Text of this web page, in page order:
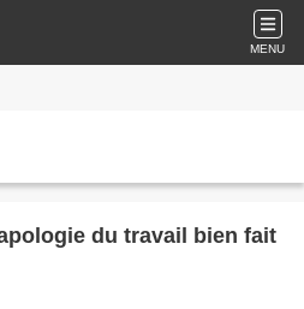
MENU
du travail bien fait